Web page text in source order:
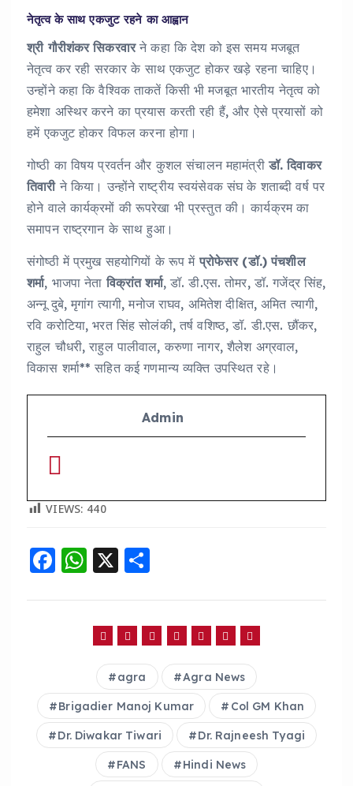
नेतृत्व के साथ एकजुट रहने का आह्वान
श्री गौरीशंकर सिकरवारने कहा कि देश को इस समय मजबूत
नेतृत्व कर रही सरकार के साथ एकजुट होकर खड़े रहना चाहिए।
उन्होंने कहा कि वैश्विक ताकतें किसी भी मजबूत भारतीय नेतृत्व को
हमेशा अस्थिर करने का प्रयास करती रही हैं, और ऐसे प्रयासों को
हमें एकजुट होकर विफल करना होगा।
गोष्ठी का विषय प्रवर्तन और कुशल संचालन महामंत्रीडॉ. दिवाकर
तिवारीने किया। उन्होंने राष्ट्रीय स्वयंसेवक संघ के शताब्दी वर्ष पर
होने वाले कार्यक्रमों की रूपरेखा भी प्रस्तुत की। कार्यक्रम का
समापन राष्ट्रगान के साथ हुआ।
संगोष्ठी में प्रमुख सहयोगियों के रूप मेंप्रोफेसर (डॉ.) पंचशील
शर्मा, भाजपा नेताविक्रांत शर्मा, डॉ. डी.एस. तोमर, डॉ. गजेंद्र सिंह,
अन्नू दुबे, मृगांग त्यागी, मनोज राघव, अमितेश दीक्षित, अमित त्यागी,
रवि करोटिया, भरत सिंह सोलंकी, तर्ष वशिष्ठ, डॉ. डी.एस. छौंकर,
राहुल चौधरी, राहुल पालीवाल, करुणा नागर, शैलेश अग्रवाल,
विकास शर्मा** सहित कई गणमान्य व्यक्ति उपस्थित रहे।
Admin
VIEWS: 440
F
c
o
o
k
W
a
ts
A
p
p
X
a
re
agra Agra News
Brigadier Manoj Kumar Col GM Khan
Dr. Diwakar Tiwari Dr. Rajneesh Tyagi
FANS Hindi News